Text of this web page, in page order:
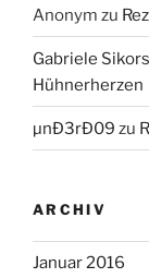
Anonym zu
Gabriele
Hühnerherzen
µnÐ3rÐ09 zu
ARCHIV
Januar 2016